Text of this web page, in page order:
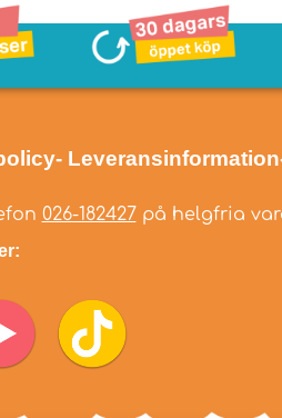
- Leveransinformation
026-182427på helgfria